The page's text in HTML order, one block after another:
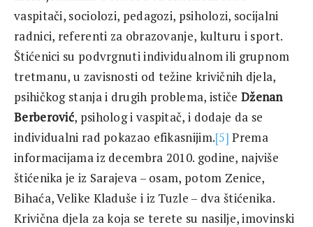
vaspitači, sociolozi, pedagozi, psiholozi, socijalni
radnici, referenti za obrazovanje, kulturu i sport.
Štićenici su podvrgnuti individualnom ili grupnom
tretmanu, u zavisnosti od težine krivičnih djela,
psihičkog stanja i drugih problema, ističe Dženan
Berberović, psiholog i vaspitač, i dodaje da se
individualni rad pokazao efikasnijim.[5] Prema
informacijama iz decembra 2010. godine, najviše
štićenika je iz Sarajeva – osam, potom Zenice,
Bihaća, Velike Kladuše i iz Tuzle – dva štićenika.
Krivična djela za koja se terete su nasilje, imovinski